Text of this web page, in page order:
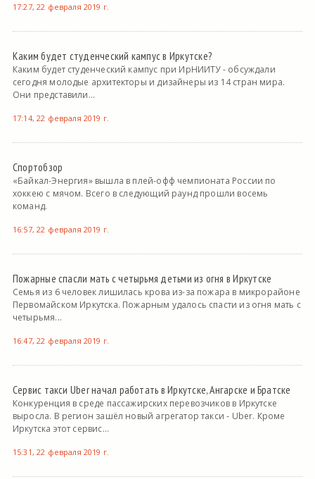
17:27, 22 февраля 2019 г.
Каким будет студенческий кампус в Иркутске?
Каким будет студенческий кампус при ИрНИИТУ - обсуждали
сегодня молодые архитекторы и дизайнеры из 14 стран мира.
Они представили...
17:14, 22 февраля 2019 г.
Спортобзор
«Байкал-Энергия» вышла в плей-офф чемпионата России по
хоккею с мячом. Всего в следующий раунд прошли восемь
команд.
16:57, 22 февраля 2019 г.
Пожарные спасли мать с четырьмя детьми из огня в Иркутске
Семья из 6 человек лишилась крова из-за пожара в микрорайоне
Первомайском Иркутска. Пожарным удалось спасти из огня мать с
четырьмя...
16:47, 22 февраля 2019 г.
Сервис такси Uber начал работать в Иркутске, Ангарске и Братске
Конкуренция в среде пассажирских перевозчиков в Иркутске
выросла. В регион зашёл новый агрегатор такси - Uber. Кроме
Иркутска этот сервис...
15:31, 22 февраля 2019 г.